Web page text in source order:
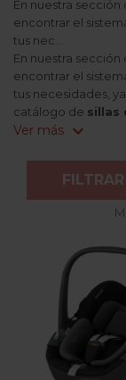
En nuestra sección
encontrar el
tus nec...
En nuestra sección
encontrar el
tus necesidades,
catálogo de sillas
Ver más expand_more
FILTRAR